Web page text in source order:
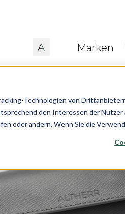
Technologien von
den Interessen der
oder ändern. Wenn Sie die
Marken